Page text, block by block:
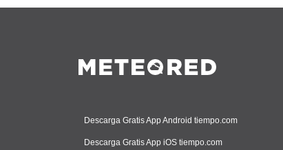
Descarga Gratis App Android tiempo.com
Descarga Gratis App iOS tiempo.com